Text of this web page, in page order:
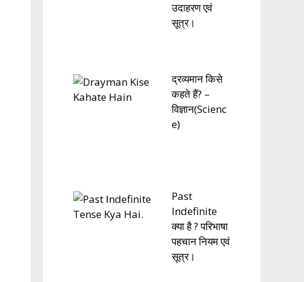
उदाहरण एवं
सूत्र।
द्रव्यमान किसे
कहते हैं? –
विज्ञान(Scienc
e)
Past
Indefinite
क्या है ? परिभाषा
पहचान नियम एवं
सूत्र।